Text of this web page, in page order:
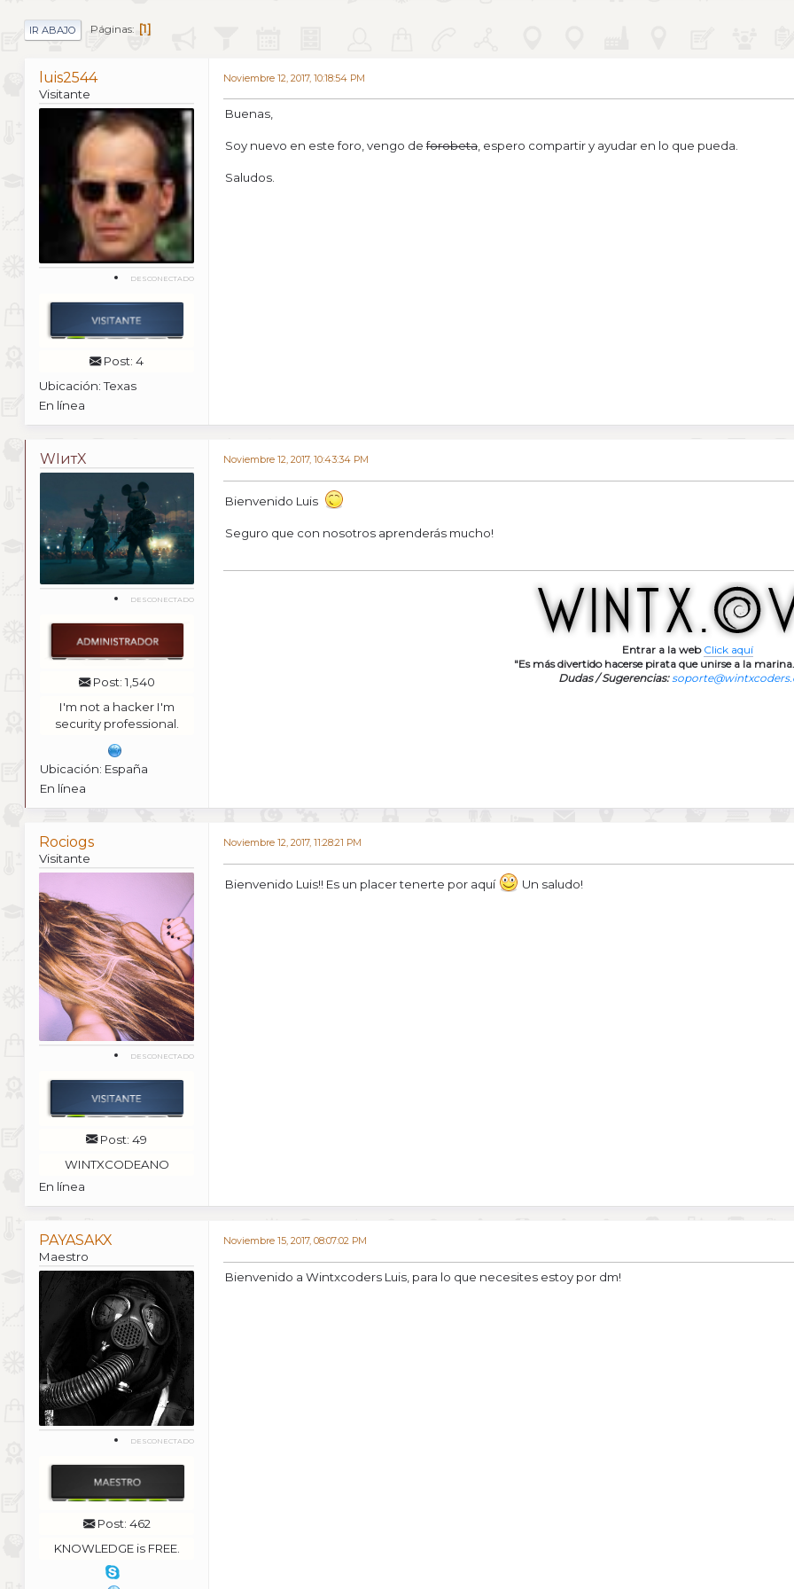
IR ABAJO Páginas 1
luis2544
Visitante
DESCONECTADO
Post: 4
Ubicación: Texas
En línea
Noviembre 12, 2017, 10:18:54 PM
Buenas,
Soy nuevo en este foro, vengo deforobeta , espero compartir y ayudar en lo que pueda.
Saludos.
WIитX
DESCONECTADO
Post: 1,540
I'm not a hacker I'm
security professional.
Ubicación: España
En línea
Noviembre 12, 2017, 10:43:34 PM
Bienvenido Luis
Seguro que con nosotros aprenderás mucho!
Entrar a la web Click aquí
"Es más divertido hacerse pirata que unirse a la
Dudas / Sugerencias:
Rociogs
Visitante
DESCONECTADO
Post: 49
WINTXCODEANO
En línea
Noviembre 12, 2017, 11:28:21 PM
Bienvenido Luis!! Es un placer tenerte por aquí Un saludo!
PAYASAKX
Maestro
DESCONECTADO
Post: 462
KNOWLEDGE is FREE.
Noviembre 15, 2017, 08:07:02 PM
Bienvenido a Wintxcoders Luis, para lo que necesites estoy por dm!